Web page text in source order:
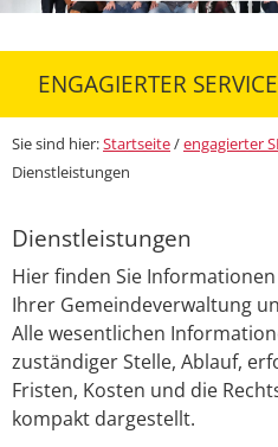
ENGAGIERTER SERVICE
Sie sind hier:Startseite/engagierter
Dienstleistungen
Dienstleistungen
Hier finden Sie
Ihrer Gemeindeverwaltung
Alle wesentlichen
zuständiger Stelle, Ablauf,
Fristen, Kosten und die
kompakt dargestellt.